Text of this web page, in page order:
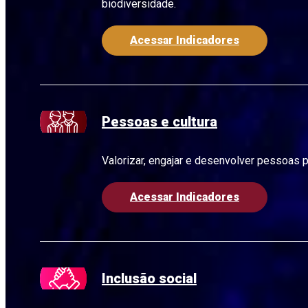
biodiversidade.
Acessar Indicadores
Pessoas e cultura
Valorizar, engajar e desenvolver pessoas
Acessar Indicadores
Inclusão social